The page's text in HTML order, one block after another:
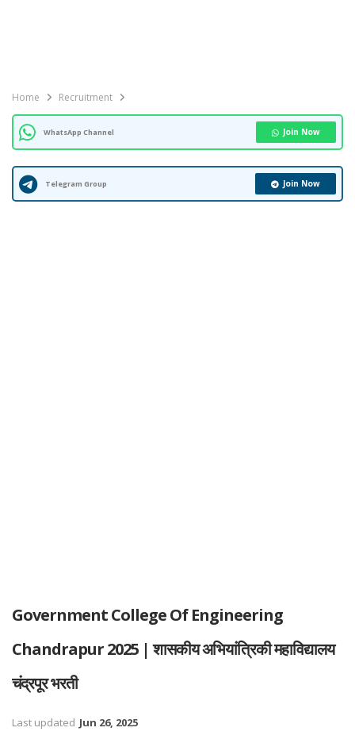
Home Recruitment
WhatsApp Channel Join Now
Telegram Group Join Now
Government College Of Engineering
Chandrapur 2025 | शासकीय अभियांत्रिकी महाविद्यालय
चंद्रपूर भरती
Last updated Jun 26, 2025